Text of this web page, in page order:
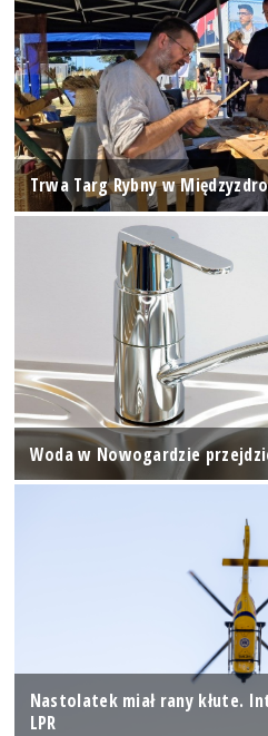
Trwa Targ Rybny w
Woda w Nowogardzie
Nastolatek miał rany kłute.
LPR